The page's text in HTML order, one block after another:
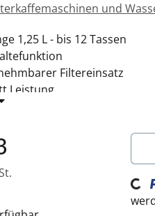
und
1,25 L - bis 12 Tassen
Filtereinsatz
Leistung
inox